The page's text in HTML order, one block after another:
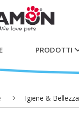
PRODOTTI
Igiene & Bellezza